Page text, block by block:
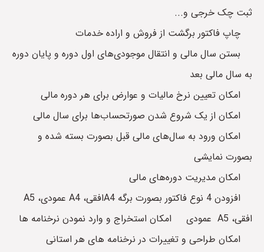
ثبت چک خرجی و...
چاپ فاکتور برگشت از فروش و اراده خدمات
بستن سال مالی و انتقال موجودی‌های اول دوره و پایان دوره
به سال مالی بعد
امکان تعیین نرخ مالیات و عوارض برای هر دوره مالی
امکان از یک شروع شدن صورتحساب‌ها برای سال مالی
امکان ورود به سال‌های مالی قبل بصورت بسته شده و
بصورت نمایشی
امکان مدیریت دوره‌های مالی
افزودن 4 نوع فاکتور بصورت برگه A4افقی، A4 عمودی، A5
افقی، A5 عمودی امکان استخراج و وارد نمودن نرخنامه ها
امکان طراحی و تغییرات در نرخنامه های هر استانی